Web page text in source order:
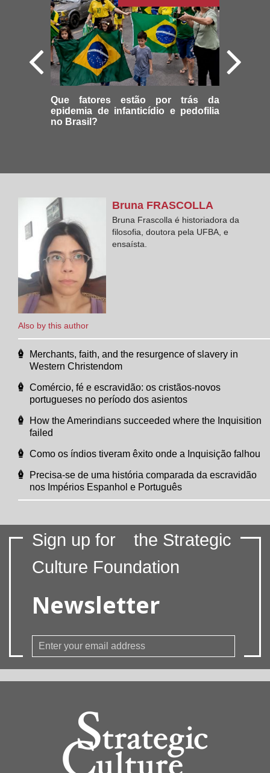
Que fatores estão por trás da
epidemia de infanticídio e pedofilia
no Brasil?
Also by this author
Bruna FRASCOLLA
Bruna Frascolla é historiadora da
filosofia, doutora pela UFBA, e
ensaísta.
Merchants, faith, and the resurgence of slavery in
Western Christendom
Comércio, fé e escravidão: os cristãos-novos
portugueses no período dos asientos
How the Amerindians succeeded where the Inquisition
failed
Como os índios tiveram êxito onde a Inquisição falhou
Precisa-se de uma história comparada da escravidão
nos Impérios Espanhol e Português
Sign up for
the Strategic
Culture Foundation
Newsletter